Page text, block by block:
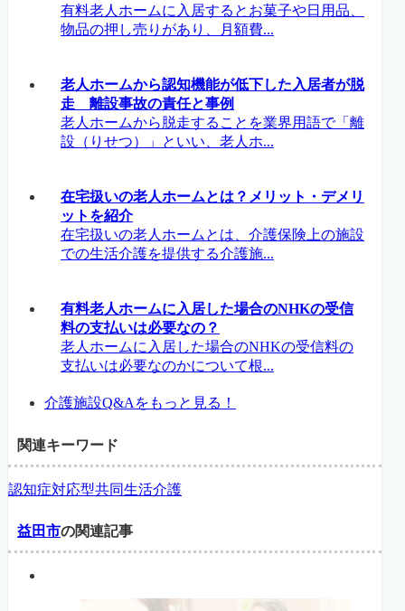
有料老人ホームに入居するとお菓子や日用品、
物品の押し売りがあり、月額費...
老人ホームから認知機能が低下した入居者が脱
走 離設事故の責任と事例
老人ホームから脱走することを業界用語で「離
設（りせつ）」といい、老人ホ...
在宅扱いの老人ホームとは？メリット・デメリ
ットを紹介
在宅扱いの老人ホームとは、介護保険上の施設
での生活介護を提供する介護施...
有料老人ホームに入居した場合のNHKの受信
料の支払いは必要なの？
老人ホームに入居した場合のNHKの受信料の
支払いは必要なのかについて根...
介護施設Q&Aをもっと見る！
関連キーワード
認知症対応型共同生活介護
益田市の関連記事